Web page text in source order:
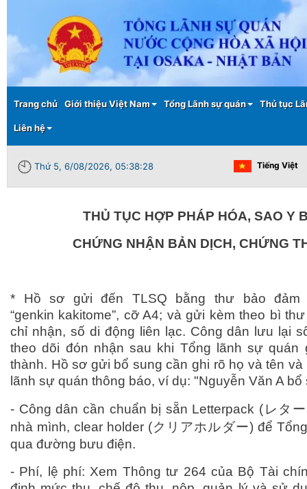
Main menu
Trang chủ Giới thiệu Việt Nam Tổng Lãnh sự quán Thủ tục
Liên hệ
Thứ 5, 6/08/2026, 05:38:28 Tiếng Việt
THỦ TỤC HỢP PHÁP HÓA, SAO Y
CHỨNG NHẬN BẢN DỊCH, CHỨNG
* Hồ sơ gửi đến TLSQ bằng thư bảo
“genkin kakitome”, cỡ A4; và gửi kèm theo bì
chỉ nhận, số di động liên lạc. Công dân lưu lại
theo dõi đón nhận sau khi Tổng lãnh sự quán
thành. Hồ sơ gửi bổ sung cần ghi rõ họ và tên
lãnh sự quán thông báo, ví dụ: "Nguyễn Văn A
- Công dân cần chuẩn bị sẵn Letterpack ( レタ
nhà mình, clear holder (クリアホルダー) để
qua đường bưu điện.
- Phí, lệ phí: Xem Thông tư 264 của Bộ Tài